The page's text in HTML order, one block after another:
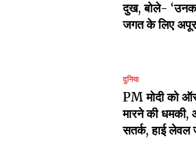
दुख, बोले-
जगत के लिए
दुनिया
PM मोदी को
मारने की धमकी,
सतर्क, हाई